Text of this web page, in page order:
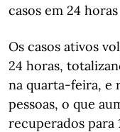
casos em 24 horas
Os casos ativos
24 horas,
na quarta-feira, e
pessoas, o que
recuperados para